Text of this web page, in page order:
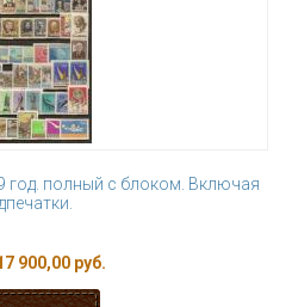
год. полный с блоком. Включая
900,00 руб.